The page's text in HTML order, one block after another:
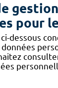
pour
dessous